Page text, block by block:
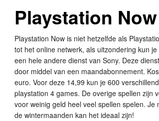
Playstation Now
Playstation Now is niet hetzelfde als
tot het online netwerk, als uitzondering kun
een hele andere dienst van Sony. Deze
door middel van een maandabonnement.
euro. Voor deze 14,99 kun je 600
playstation 4 games. De overige spellen zijn
voor weinig geld heel veel spellen spelen.
de wintermaanden kan het ideaal zijn!